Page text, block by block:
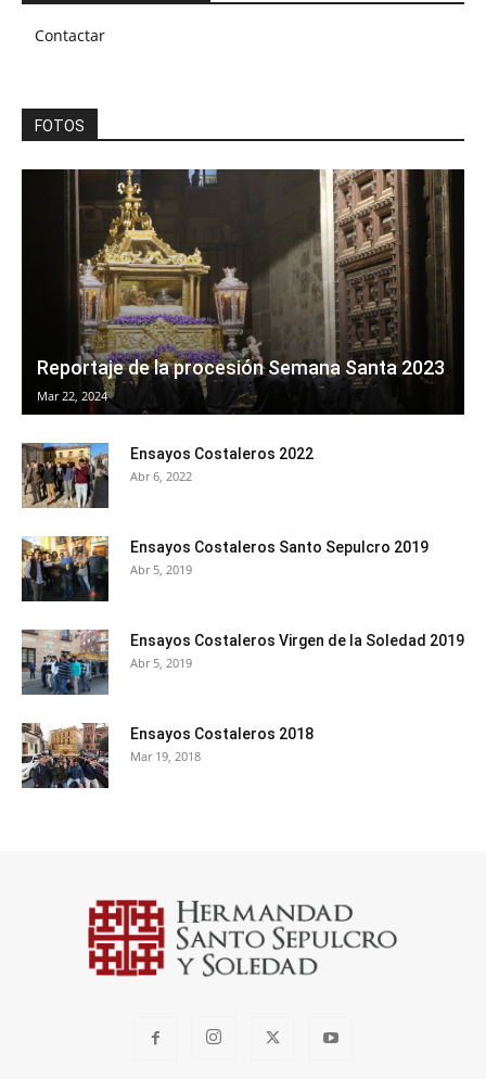
Contactar
FOTOS
Reportaje de la procesión Semana Santa 2023
Mar 22, 2024
Ensayos Costaleros 2022
Abr 6, 2022
Ensayos Costaleros Santo Sepulcro 2019
Abr 5, 2019
Ensayos Costaleros Virgen de la Soledad 2019
Abr 5, 2019
Ensayos Costaleros 2018
Mar 19, 2018